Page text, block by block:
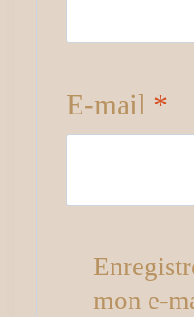
E-mail *
mon e-